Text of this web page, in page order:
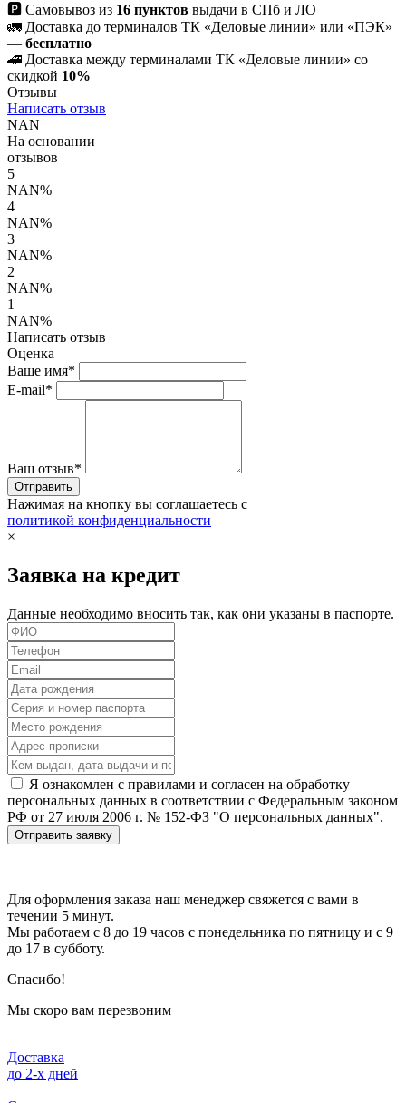
🅿 Самовывоз из 16 пунктов выдачи в СПб и ЛО
🚛 Доставка до терминалов ТК «Деловые линии» или «ПЭК»
— бесплатно
🚄 Доставка между терминалами ТК «Деловые линии» со
скидкой 10%
Отзывы
Написать отзыв
NAN
На основании
отзывов
5
NAN%
4
NAN%
3
NAN%
2
NAN%
1
NAN%
Написать отзыв
Оценка
Ваше имя*
E-mail*
Ваш отзыв*
Нажимая на кнопку вы соглашаетесь с
политикой конфиденциальности
×
Заявка на кредит
Данные необходимо вносить так, как они указаны в паспорте.
Я ознакомлен с правилами и согласен на обработку
персональных данных в соответствии с Федеральным законом
РФ от 27 июля 2006 г. № 152-ФЗ "О персональных данных".
Отправить заявку
Для оформления заказа наш менеджер свяжется с вами в
течении 5 минут.
Мы работаем с 8 до 19 часов с понедельника по пятницу и с 9
до 17 в субботу.
Спасибо!
Мы скоро вам перезвоним
Доставка
до 2-x дней